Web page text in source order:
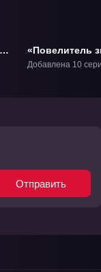
«Повелитель
эволюция
Добавлена 10
Отправить